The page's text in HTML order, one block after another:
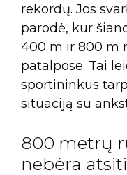
rekordų. Jos
parodė, kur
400 m ir 800 m
patalpose. Tai
sportininkus
situaciją su
800 metrų
nebėra